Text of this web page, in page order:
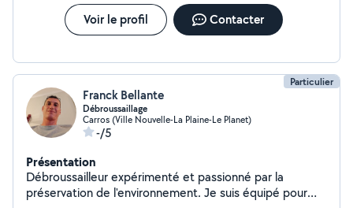
Voir le profil Contacter
Particulier
Franck Bellante
Débroussaillage
Carros (Ville Nouvelle-La Plaine-Le Planet)
-/5
Présentation
Débroussailleur expérimenté et passionné par la
préservation de l'environnement. Je suis équipé pour